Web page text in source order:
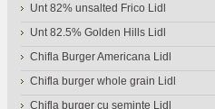
Unt 82% unsalted Frico Lidl
Unt 82.5% Golden Hills Lidl
Chifla Burger Americana Lidl
Chifla burger whole grain Lidl
Chifla burger cu seminte Lidl